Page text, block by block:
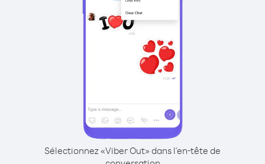
Sélectionnez «Viber Out» dans l'en-tête de